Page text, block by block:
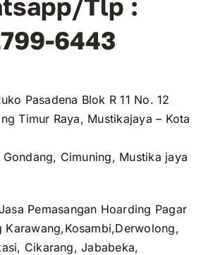
Tlp :
6443
Pasadena Blok R 11 No. 12
Timur Raya, Mustikajaya – Kota
Cimuning, Mustika jaya
Pemasangan Hoarding Pagar
Karawang,Kosambi,Derwolong,
Cikarang, Jababeka,